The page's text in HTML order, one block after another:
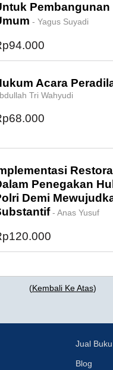
- Yagus Suyadi
Acara
Tri Wahyudi
Penegakan
Demi
- Anas Yusuf
(Kembali Ke Atas)
Jual
Blog